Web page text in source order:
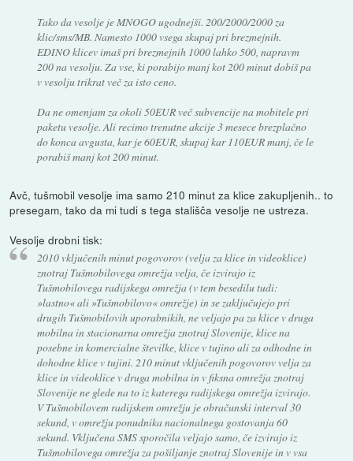
Tako da vesolje je MNOGO ugodnejši. 200/2000/2000 za
klic/sms/MB. Namesto 1000 vsega skupaj pri brezmejnih.
EDINO klicev imaš pri brezmejnih 1000 lahko 500, napravm
200 na vesolju. Za vse, ki porabijo manj kot 200 minut dobiš pa
v vesolju trikrat več za isto ceno.
Da ne omenjam za okoli 50EUR več subvencije na mobitele pri
paketu vesolje. Ali recimo trenutne akcije 3 mesece brezplačno
do konca avgusta, kar je 60EUR, skupaj kar 110EUR manj, če le
porabiš manj kot 200 minut.
Avč, tušmobil vesolje ima samo 210 minut za klice zakupljenih.. to
presegam, tako da mi tudi s tega stališča vesolje ne ustreza.
Vesolje drobni tisk:
2010 vključenih minut pogovorov (velja za klice in videoklice)
znotraj Tušmobilovega omrežja velja, če izvirajo iz
Tušmobilovega radijskega omrežja (v tem besedilu tudi:
»lastno« ali »Tušmobilovo« omrežje) in se zaključujejo pri
drugih Tušmobilovih uporabnikih, ne veljajo pa za klice v druga
mobilna in stacionarna omrežja znotraj Slovenije, klice na
posebne in komercialne številke, klice v tujino ali za odhodne in
dohodne klice v tujini. 210 minut vključenih pogovorov velja za
klice in videoklice v druga mobilna in v fiksna omrežja znotraj
Slovenije ne glede na to iz katerega radijskega omrežja izvirajo.
V Tušmobilovem radijskem omrežju je obračunski interval 30
sekund, v omrežju ponudnika nacionalnega gostovanja 60
sekund. Vključena SMS sporočila veljajo samo, če izvirajo iz
Tušmobilovega omrežja za pošiljanje znotraj Slovenije in v vsa